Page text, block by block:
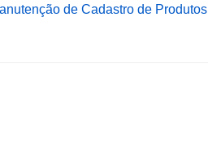
de Cadastro de Produtos